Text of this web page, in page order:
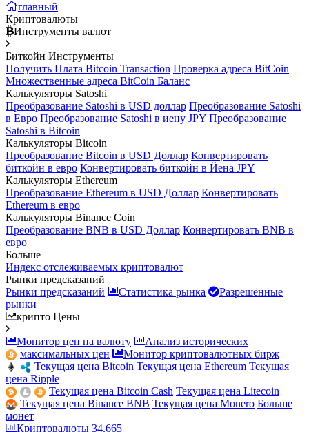
главный
Криптовалюты
Инструменты валют
Биткойн Инструменты
Получить Плата Bitcoin Transaction Проверка адреса BitCoin
Множественные адреса BitCoin Баланс
Калькуляторы Satoshi
Преобразование Satoshi в USD доллар Преобразование Satoshi
в Евро Преобразование Satoshi в иену JPY Преобразование
Satoshi в Bitcoin
Калькуляторы Bitcoin
Преобразование Bitcoin в USD Доллар Конвертировать
биткойн в евро Конвертировать биткойн в Йена JPY
Калькуляторы Ethereum
Преобразование Ethereum в USD Доллар Конвертировать
Ethereum в евро
Калькуляторы Binance Coin
Преобразование BNB в USD Доллар Конвертировать BNB в
евро
Больше
Индекс отслеживаемых криптовалют
Рынки предсказаний
Рынки предсказаний
Статистика рынка
Разрешённые
рынки
крипто Цены
Монитор цен на валюту
Анализ исторических
максимальных цен
Монитор криптовалютных бирж
Текущая цена Bitcoin Текущая цена Ethereum Текущая
цена Ripple
Текущая цена Bitcoin Cash Текущая цена Litecoin
Текущая цена Binance BNB Текущая цена Monero Больше
монет
Криптовалюты 34.665